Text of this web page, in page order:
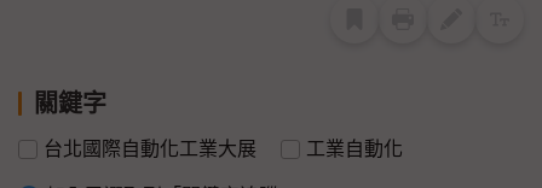
關鍵字
台北國際自動化工業大展 工業自動化